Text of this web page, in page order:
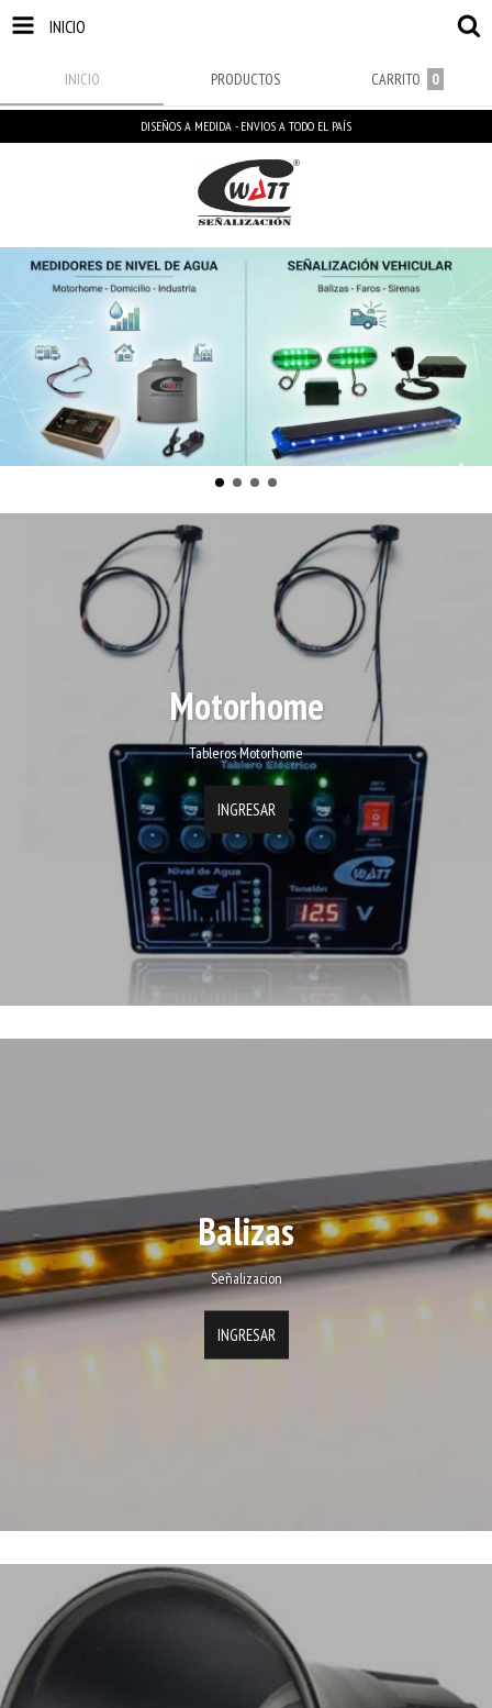
INICIO
INICIO PRODUCTOS CARRITO 0
DISEÑOS A MEDIDA - ENVIOS A TODO EL PAÍS
Motorhome
Tableros Motorhome
INGRESAR
Balizas
Señalizacion
INGRESAR